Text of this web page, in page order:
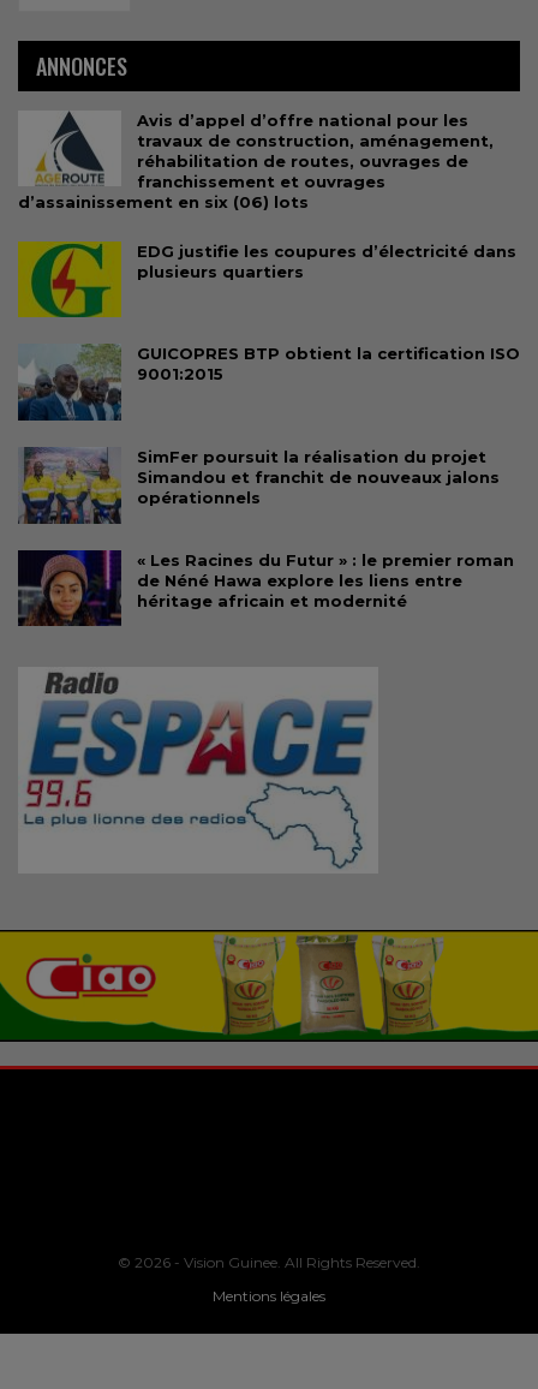
ANNONCES
Avis d’appel d’offre national pour les
travaux de construction, aménagement,
réhabilitation de routes, ouvrages de
franchissement et ouvrages
d’assainissement en six (06) lots
EDG justifie les coupures d’électricité dans
plusieurs quartiers
GUICOPRES BTP obtient la certification ISO
9001:2015
SimFer poursuit la réalisation du projet
Simandou et franchit de nouveaux jalons
opérationnels
« Les Racines du Futur » : le premier roman
de Néné Hawa explore les liens entre
héritage africain et modernité
© 2026 - Vision Guinee. All Rights Reserved.
Mentions légales